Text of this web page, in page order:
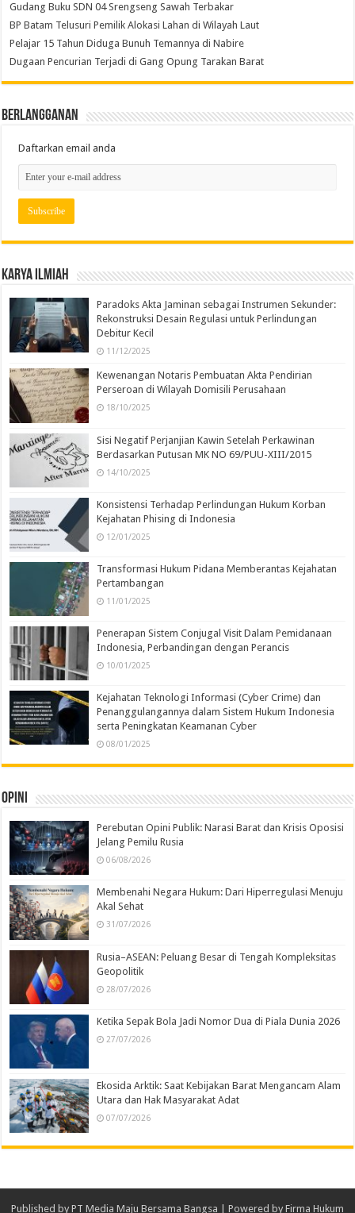
Gudang Buku SDN 04 Srengseng Sawah Terbakar
BP Batam Telusuri Pemilik Alokasi Lahan di Wilayah Laut
Pelajar 15 Tahun Diduga Bunuh Temannya di Nabire
Dugaan Pencurian Terjadi di Gang Opung Tarakan Barat
Berlangganan
Daftarkan email anda
Karya Ilmiah
Paradoks Akta Jaminan sebagai Instrumen Sekunder:
Rekonstruksi Desain Regulasi untuk Perlindungan
Debitur Kecil
11/12/2025
Kewenangan Notaris Pembuatan Akta Pendirian
Perseroan di Wilayah Domisili Perusahaan
18/10/2025
Sisi Negatif Perjanjian Kawin Setelah Perkawinan
Berdasarkan Putusan MK NO 69/PUU-XIII/2015
14/10/2025
Konsistensi Terhadap Perlindungan Hukum Korban
Kejahatan Phising di Indonesia
12/01/2025
Transformasi Hukum Pidana Memberantas Kejahatan
Pertambangan
11/01/2025
Penerapan Sistem Conjugal Visit Dalam Pemidanaan
Indonesia, Perbandingan dengan Perancis
10/01/2025
Kejahatan Teknologi Informasi (Cyber Crime) dan
Penanggulangannya dalam Sistem Hukum Indonesia
serta Peningkatan Keamanan Cyber
08/01/2025
Opini
Perebutan Opini Publik: Narasi Barat dan Krisis Oposisi
Jelang Pemilu Rusia
06/08/2026
Membenahi Negara Hukum: Dari Hiperregulasi Menuju
Akal Sehat
31/07/2026
Rusia–ASEAN: Peluang Besar di Tengah Kompleksitas
Geopolitik
28/07/2026
Ketika Sepak Bola Jadi Nomor Dua di Piala Dunia 2026
27/07/2026
Ekosida Arktik: Saat Kebijakan Barat Mengancam Alam
Utara dan Hak Masyarakat Adat
07/07/2026
Published by PT Media Maju Bersama Bangsa | Powered by Firma Hukum